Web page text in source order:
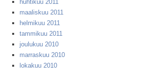
huhtikuu 2011
maaliskuu 2011
helmikuu 2011
tammikuu 2011
joulukuu 2010
marraskuu 2010
lokakuu 2010